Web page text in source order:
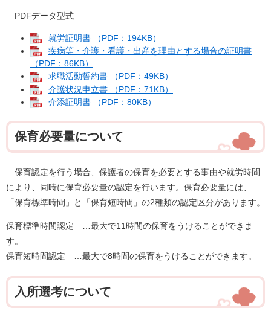
PDFデータ型式
就労証明書 （PDF：194KB）
疾病等・介護・看護・出産を理由とする場合の証明書
（PDF：86KB）
求職活動誓約書 （PDF：49KB）
介護状況申立書 （PDF：71KB）
介添証明書 （PDF：80KB）
保育必要量について
保育認定を行う場合、保護者の保育を必要とする事由や就労時間
により、同時に保育必要量の認定を行います。保育必要量には、
「保育標準時間」と「保育短時間」の2種類の認定区分があります。
保育標準時間認定 …最大で11時間の保育をうけることができま
す。
保育短時間認定 …最大で8時間の保育をうけることができます。
入所選考について